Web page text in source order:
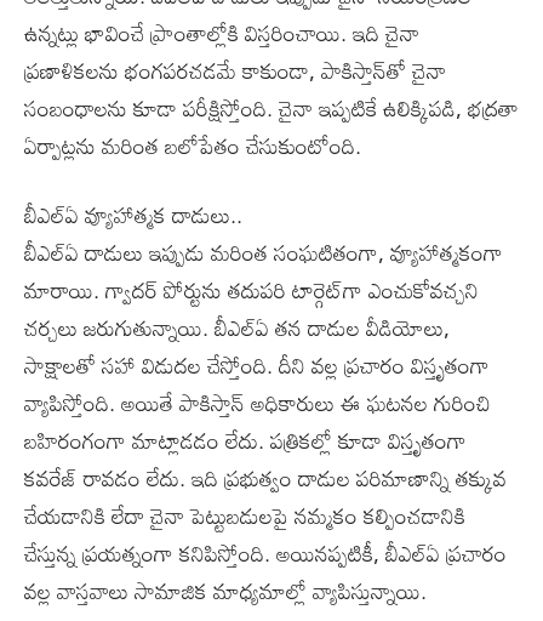
ఉన్నట్లు భావించే ప్రాంతాల్లోకి విస్తరించాయి. ఇది చైనా
ప్రణాళికలను భంగపరచడమే కాకుండా, పాకిస్తాన్‌తో చైనా
సంబంధాలను కూడా పరీక్షిస్తోంది. చైనా ఇప్పటికే ఉలిక్కిపడి, భద్రతా
ఏర్పాట్లను మరింత బలోపేతం చేసుకుంటోంది.
బీఎల్‌ఏ వ్యూహాత్మక దాడులు..
బీఎల్‌ఏ దాడులు ఇప్పుడు మరింత సంఘటితంగా, వ్యూహాత్మకంగా
మారాయి. గ్వాదర్‌ పోర్టును తదుపరి టార్గెట్‌గా ఎంచుకోవచ్చని
చర్చలు జరుగుతున్నాయి. బీఎల్‌ఏ తన దాడుల వీడియోలు,
సాక్షాలతో సహా విడుదల చేస్తోంది. దీని వల్ల ప్రచారం విస్తృతంగా
వ్యాపిస్తోంది. అయితే పాకిస్తాన్‌ అధికారులు ఈ ఘటనల గురించి
బహిరంగంగా మాట్లాడడం లేదు. పత్రికల్లో కూడా విస్తృతంగా
కవరేజ్‌ రావడం లేదు. ఇది ప్రభుత్వం దాడుల పరిమాణాన్ని తక్కువ
చేయడానికి లేదా చైనా పెట్టుబడులపై నమ్మకం కల్పించడానికి
చేస్తున్న ప్రయత్నంగా కనిపిస్తోంది. అయినప్పటికీ, బీఎల్‌ఏ ప్రచారం
వల్ల వాస్తవాలు సామాజిక మాధ్యమాల్లో వ్యాపిస్తున్నాయి.